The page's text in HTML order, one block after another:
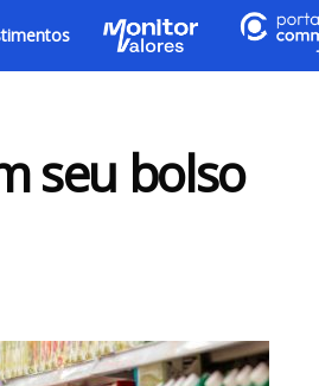
seu bolso